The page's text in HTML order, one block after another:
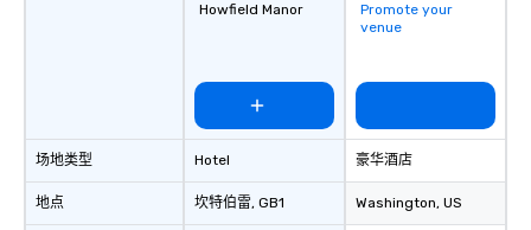
场地类型
地点
Howfield Manor
Hotel
坎特伯雷, GB1
Promote your
venue
豪华酒店
Washington, US